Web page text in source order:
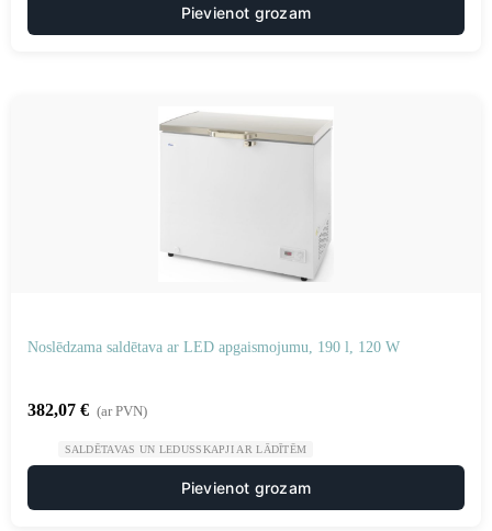
Pievienot grozam
Noslēdzama saldētava ar LED apgaismojumu, 190 l, 120 W
382,07 € (ar PVN)
SALDĒTAVAS UN LEDUSSKAPJI AR LĀDĪTĒM
Pievienot grozam